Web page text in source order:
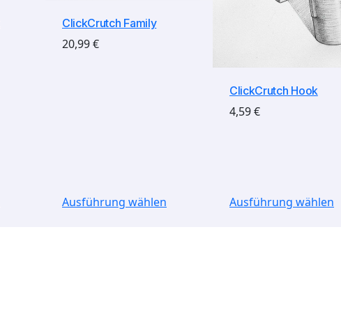
ClickCrutch Family
20,99€
Ausführung wählen
ClickCrutch Hook
4,59€
Ausführung wählen